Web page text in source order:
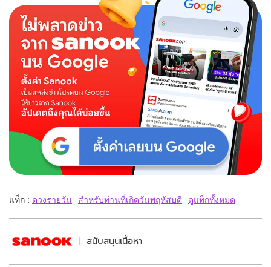
แท็ก : ดวงรายวัน สำหรับท่านที่เกิดวันพฤหัสบดี ดูแท็กทั้งหมด
สนับสนุนเนื้อหา